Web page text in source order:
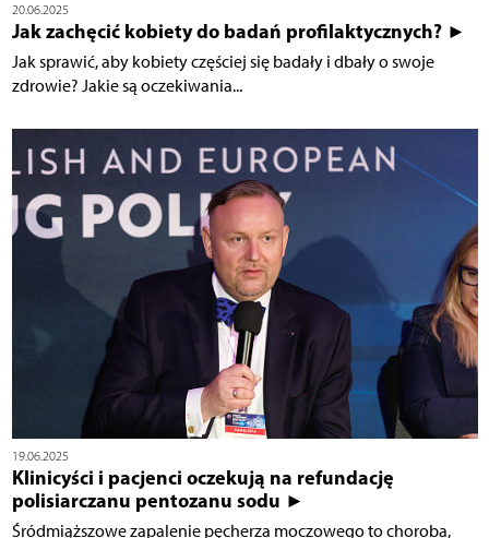
20.06.2025
Jak zachęcić kobiety do badań profilaktycznych? ►
Jak sprawić, aby kobiety częściej się badały i dbały o swoje
zdrowie? Jakie są oczekiwania...
19.06.2025
Klinicyści i pacjenci oczekują na refundację
polisiarczanu pentozanu sodu ►
Śródmiąższowe zapalenie pęcherza moczowego to choroba,